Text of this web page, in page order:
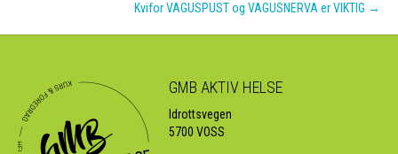
Kvifor VAGUSPUST og VAGUSNERVA er VIKTIG →
GMB AKTIV HELSE
Idrottsvegen
5700 VOSS